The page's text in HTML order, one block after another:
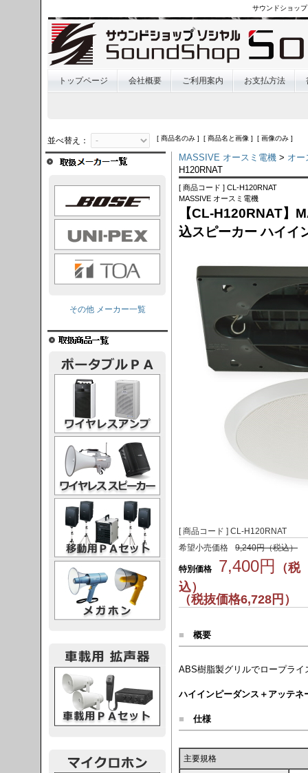
サウンドショッ
トップページ 会社概要 ご利用案内 お支払方法
並べ替え： [ 商品名のみ ] [ 商品名と画像 ] [ 画像のみ ]
MASSIVE オースミ電機 > オー
H120RNAT
[ 商品コード ] CL-H120RNAT
MASSIVE オースミ電機
【CL-H120RNAT】
込スピーカー ハイイ
[ 商品コード ] CL-H120RNAT
希望小売価格
9,240円（税込）
特別価格 7,400円 （税
込）
（税抜価格6,728円）
■ 概要
ABS樹脂製グリルでロープラ
ハイインピーダンス＋アッテネ
■ 仕様
主要規格
その他 メーカー一覧